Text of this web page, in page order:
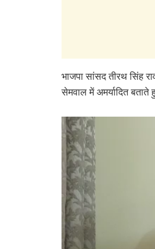
भाजपा सांसद तीरथ सिंह
सेमवाल में अमर्यादित
Video
Player